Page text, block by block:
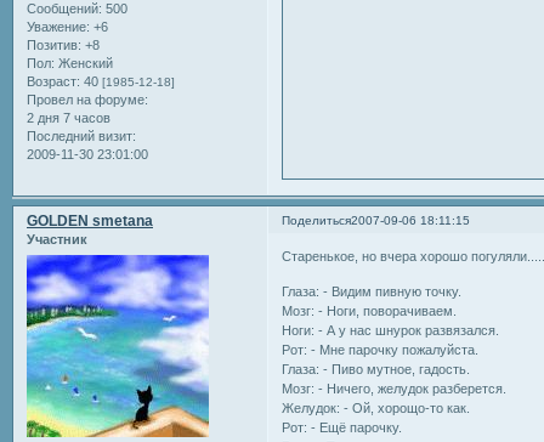
Сообщений: 500
Уважение: +6
Позитив: +8
Пол: Женский
Возраст: 40 [1985-12-18]
Провел на форуме:
2 дня 7 часов
Последний визит:
2009-11-30 23:01:00
Поделиться2007-09-06 18:11:15
GOLDEN smetana
Участник
Cтаренькое, но вчера хорошо
Глаза: - Видим пивную точку.
Мозг: - Ноги, поворачиваем.
Ноги: - А у нас шнурок развязался.
Рот: - Мне парочку пожалуйста.
Глаза: - Пиво мутное, гадость.
Мозг: - Ничего, желудок разберется.
Желудок: - Ой, хорощо-то как.
Рот: - Ещё парочку.